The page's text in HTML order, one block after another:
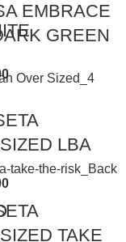
EMBRACE
GREEN
LBA
TAKE